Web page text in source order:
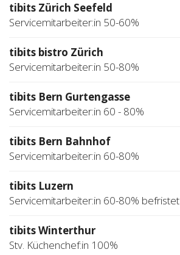
tibits Zürich Seefeld
Servicemitarbeiter:in 50-60%
tibits bistro Zürich
Servicemitarbeiter:in 50-80%
tibits Bern Gurtengasse
Servicemitarbeiter:in 60 - 80%
tibits Bern Bahnhof
Servicemitarbeiter:in 60-80%
tibits Luzern
Servicemitarbeiter:in 60-80% befristet
tibits Winterthur
Stv. Küchenchef:in 100%